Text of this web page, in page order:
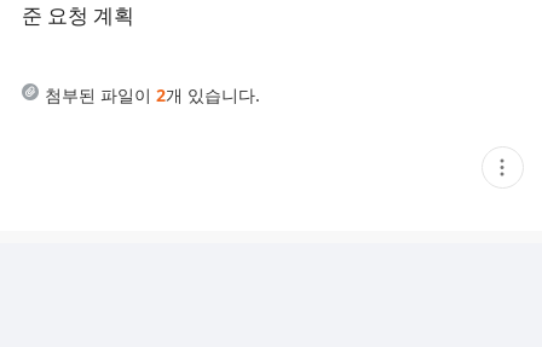
준 요청 계획
첨부된 파일이 2개 있습니다.
현
재